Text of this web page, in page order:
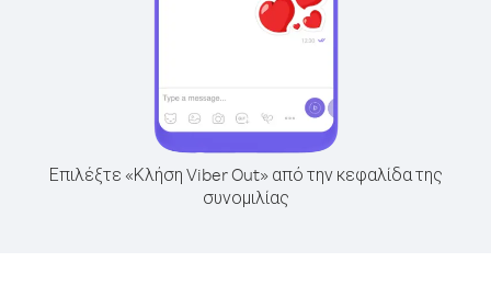
Επιλέξτε «Κλήση Viber Out» από την κεφαλίδα της
συνομιλίας